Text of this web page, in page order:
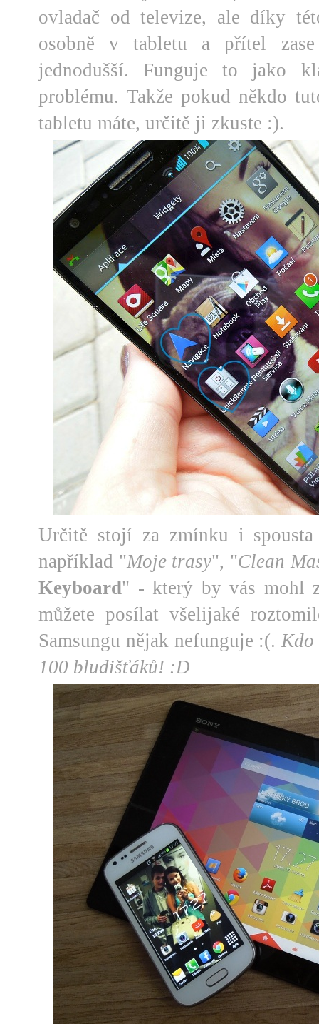
ovladač od televize, ale díky
osobně v tabletu a přítel
jednodušší. Funguje to jako
problému. Takže pokud někdo
tabletu máte, určitě ji zkuste :).
Určitě stojí za zmínku i
například "Moje trasy", "Clean
Keyboard" - který by vás mohl
můžete posílat všelijaké
Samsungu nějak nefunguje :(.
100 bludišťáků! :D